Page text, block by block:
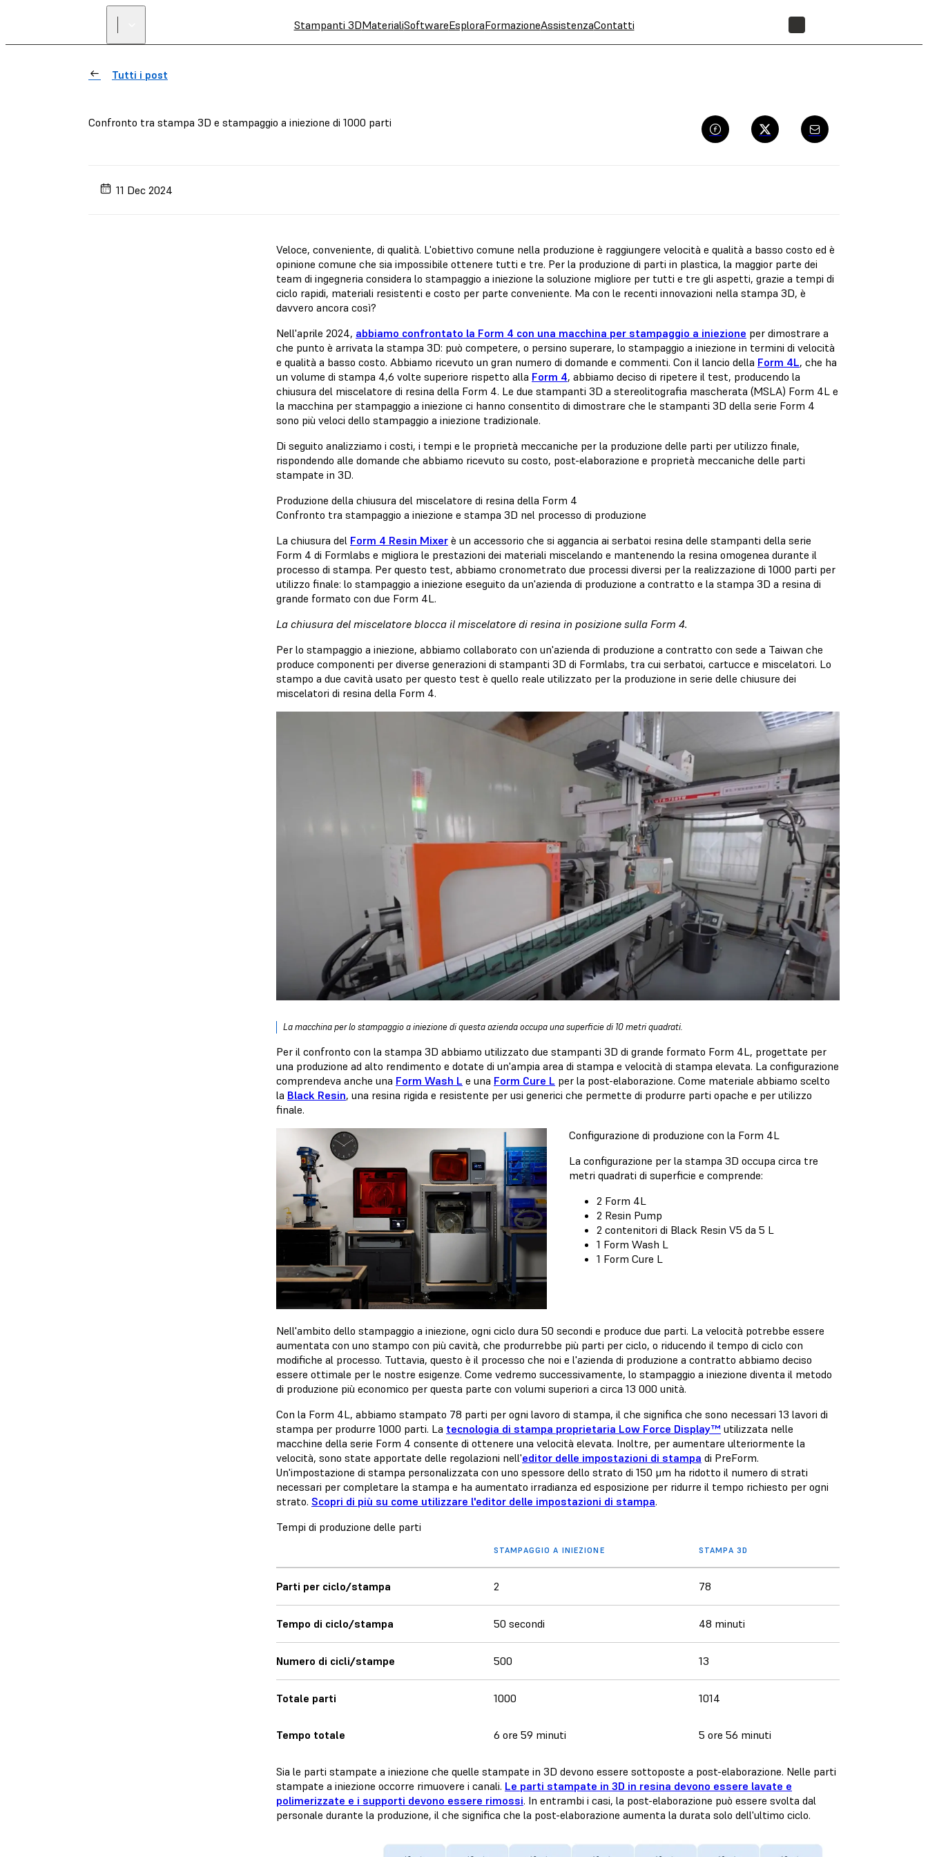
Stampanti 3DMaterialiSoftwareEsploraFormazioneAssistenzaContatti
Tutti i post
Confronto tra stampa 3D e stampaggio a iniezione di 1000 parti
11 Dec 2024
Veloce, conveniente, di qualità. L'obiettivo comune nella produzione è raggiungere velocità e qualità a basso costo ed è
opinione comune che sia impossibile ottenere tutti e tre. Per la produzione di parti in plastica, la maggior parte dei
team di ingegneria considera lo stampaggio a iniezione la soluzione migliore per tutti e tre gli aspetti, grazie a tempi di
ciclo rapidi, materiali resistenti e costo per parte conveniente. Ma con le recenti innovazioni nella stampa 3D, è
davvero ancora così?
Nell'aprile 2024, abbiamo confrontato la Form 4 con una macchina per stampaggio a iniezione per dimostrare a
che punto è arrivata la stampa 3D: può competere, o persino superare, lo stampaggio a iniezione in termini di velocità
e qualità a basso costo. Abbiamo ricevuto un gran numero di domande e commenti. Con il lancio della Form 4L, che ha
un volume di stampa 4,6 volte superiore rispetto alla Form 4, abbiamo deciso di ripetere il test, producendo la
chiusura del miscelatore di resina della Form 4. Le due stampanti 3D a stereolitografia mascherata (MSLA) Form 4L e
la macchina per stampaggio a iniezione ci hanno consentito di dimostrare che le stampanti 3D della serie Form 4
sono più veloci dello stampaggio a iniezione tradizionale.
Di seguito analizziamo i costi, i tempi e le proprietà meccaniche per la produzione delle parti per utilizzo finale,
rispondendo alle domande che abbiamo ricevuto su costo, post-elaborazione e proprietà meccaniche delle parti
stampate in 3D.
Produzione della chiusura del miscelatore di resina della Form 4
Confronto tra stampaggio a iniezione e stampa 3D nel processo di produzione
La chiusura del Form 4 Resin Mixer è un accessorio che si aggancia ai serbatoi resina delle stampanti della serie
Form 4 di Formlabs e migliora le prestazioni dei materiali miscelando e mantenendo la resina omogenea durante il
processo di stampa. Per questo test, abbiamo cronometrato due processi diversi per la realizzazione di 1000 parti per
utilizzo finale: lo stampaggio a iniezione eseguito da un'azienda di produzione a contratto e la stampa 3D a resina di
grande formato con due Form 4L.
La chiusura del miscelatore blocca il miscelatore di resina in posizione sulla Form 4.
Per lo stampaggio a iniezione, abbiamo collaborato con un'azienda di produzione a contratto con sede a Taiwan che
produce componenti per diverse generazioni di stampanti 3D di Formlabs, tra cui serbatoi, cartucce e miscelatori. Lo
stampo a due cavità usato per questo test è quello reale utilizzato per la produzione in serie delle chiusure dei
miscelatori di resina della Form 4.
La macchina per lo stampaggio a iniezione di questa azienda occupa una superficie di 10 metri quadrati.
Per il confronto con la stampa 3D abbiamo utilizzato due stampanti 3D di grande formato Form 4L, progettate per
una produzione ad alto rendimento e dotate di un'ampia area di stampa e velocità di stampa elevata. La configurazione
comprendeva anche una Form Wash L e una Form Cure L per la post-elaborazione. Come materiale abbiamo scelto
la Black Resin, una resina rigida e resistente per usi generici che permette di produrre parti opache e per utilizzo
finale.
Configurazione di produzione con la Form 4L
La configurazione per la stampa 3D occupa circa tre
metri quadrati di superficie e comprende:
2 Form 4L
2 Resin Pump
2 contenitori di Black Resin V5 da 5 L
1 Form Wash L
1 Form Cure L
Nell'ambito dello stampaggio a iniezione, ogni ciclo dura 50 secondi e produce due parti. La velocità potrebbe essere
aumentata con uno stampo con più cavità, che produrrebbe più parti per ciclo, o riducendo il tempo di ciclo con
modifiche al processo. Tuttavia, questo è il processo che noi e l'azienda di produzione a contratto abbiamo deciso
essere ottimale per le nostre esigenze. Come vedremo successivamente, lo stampaggio a iniezione diventa il metodo
di produzione più economico per questa parte con volumi superiori a circa 13 000 unità.
Con la Form 4L, abbiamo stampato 78 parti per ogni lavoro di stampa, il che significa che sono necessari 13 lavori di
stampa per produrre 1000 parti. La tecnologia di stampa proprietaria Low Force Display™ utilizzata nelle
macchine della serie Form 4 consente di ottenere una velocità elevata. Inoltre, per aumentare ulteriormente la
velocità, sono state apportate delle regolazioni nell'editor delle impostazioni di stampa di PreForm.
Un'impostazione di stampa personalizzata con uno spessore dello strato di 150 μm ha ridotto il numero di strati
necessari per completare la stampa e ha aumentato irradianza ed esposizione per ridurre il tempo richiesto per ogni
strato. Scopri di più su come utilizzare l'editor delle impostazioni di stampa.
Tempi di produzione delle parti
STAMPAGGIO A INIEZIONE STAMPA 3D
Parti per ciclo/stampa 2 78
Tempo di ciclo/stampa 50 secondi 48 minuti
Numero di cicli/stampe 500 13
Totale parti 1000 1014
Tempo totale 6 ore 59 minuti 5 ore 56 minuti
Sia le parti stampate a iniezione che quelle stampate in 3D devono essere sottoposte a post-elaborazione. Nelle parti
stampate a iniezione occorre rimuovere i canali. Le parti stampate in 3D in resina devono essere lavate e
polimerizzate e i supporti devono essere rimossi. In entrambi i casi, la post-elaborazione può essere svolta dal
personale durante la produzione, il che significa che la post-elaborazione aumenta la durata solo dell'ultimo ciclo.